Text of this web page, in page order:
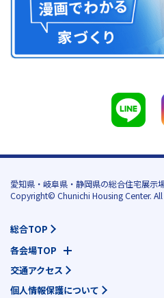
愛知県・岐阜県・静岡県の総合住宅展
Copyright© Chunichi Housing Center.
総合TOP
各会場TOP
交通アクセス
個人情報保護について